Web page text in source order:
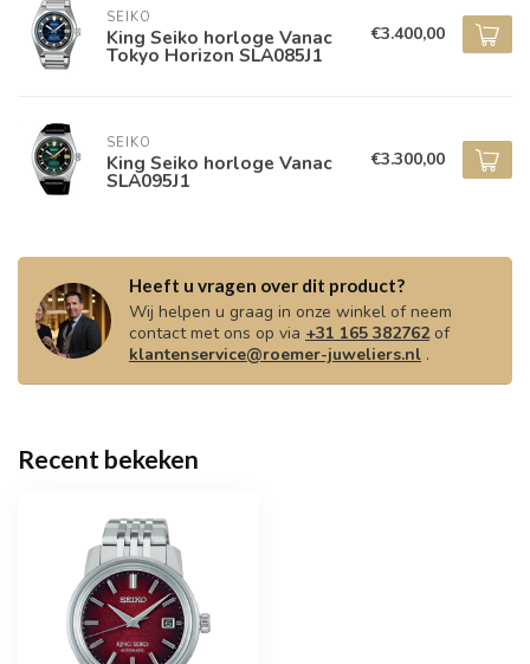
SEIKO
King Seiko horloge Vanac
Tokyo Horizon SLA085J1
€3.400,00
SEIKO
King Seiko horloge Vanac
SLA095J1
€3.300,00
Heeft u vragen over dit product?
Wij helpen u graag in onze winkel of neem
contact met ons op via +31 165 382762of
klantenservice@roemer-juweliers.nl .
Recent bekeken